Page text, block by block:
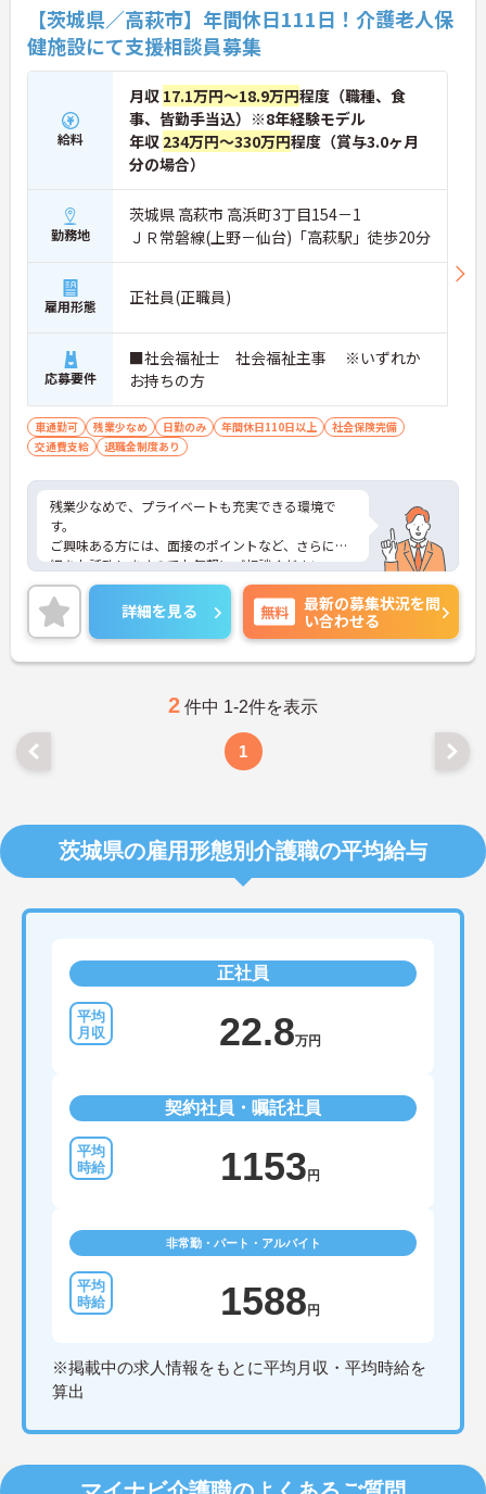
【茨城県／高萩市】年間休日111日！介護老人保
健施設にて支援相談員募集
給料
月収 17.1万円～18.9万円程度（職種、食
事、皆勤手当込）※8年経験モデル
年収 234万円～330万円程度（賞与3.0ヶ月
分の場合）
勤務地
茨城県 高萩市 高浜町3丁目154－1
ＪＲ常磐線(上野－仙台)「高萩駅」徒歩20分
雇用形態 正社員(正職員)
応募要件
■社会福祉士 社会福祉主事 ※いずれか
お持ちの方
車通勤可 残業少なめ 日勤のみ 年間休日110日以上
社会保険完備
交通費支給
退職金制度あり
残業少なめで、プライベートも充実できる環境で
す。
ご興味ある方には、面接のポイントなど、さらに詳
細をお話致しますのでお気軽にご相談ください。
詳細を見る 無料
最新の募集状況を問
い合わせる
2 件中 1-2件を表示
1
茨城県の雇用形態別介護職の平均給与
正社員
22.8万円
契約社員・嘱託社員
1153 円
非常勤・パート・アルバイト
1588 円
※掲載中の求人情報をもとに平均月収・平均時給を
算出